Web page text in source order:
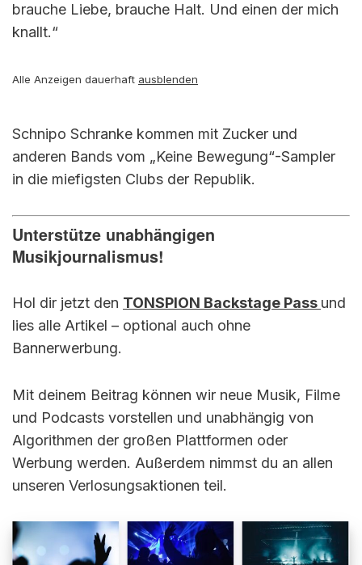
brauche Liebe, brauche Halt. Und einen der mich
knallt.“
Alle Anzeigen dauerhaft ausblenden
Schnipo Schranke kommen mit Zucker und
anderen Bands vom „Keine Bewegung“-Sampler
in die miefigsten Clubs der Republik.
Unterstütze unabhängigen
Musikjournalismus!
Hol dir jetzt den TONSPION Backstage Pass und
lies alle Artikel – optional auch ohne
Bannerwerbung.
Mit deinem Beitrag können wir neue Musik, Filme
und Podcasts vorstellen und unabhängig von
Algorithmen der großen Plattformen oder
Werbung werden. Außerdem nimmst du an allen
unseren Verlosungsaktionen teil.